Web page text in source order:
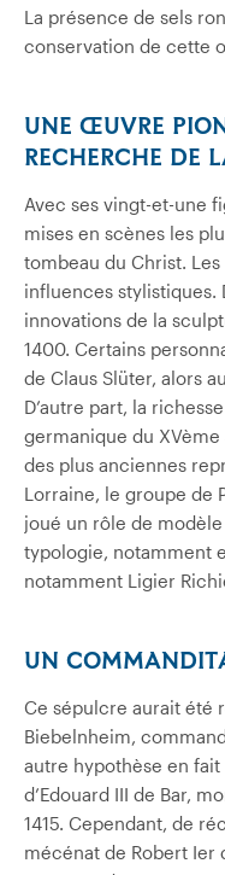
La présence de sels
conservation de cette
UNE ŒUVRE
RECHERCHE DE
Avec ses vingt-et-une
mises en scènes les
tombeau du Christ.
influences stylistiques.
innovations de la
1400. Certains
de Claus Slüter, alors
D’autre part, la
germanique du
des plus anciennes
Lorraine, le groupe de
joué un rôle de
typologie, notamment
notamment Ligier
UN
Ce sépulcre aurait été
Biebelnheim,
autre hypothèse en
d’Edouard III de Bar,
1415. Cependant, de
mécénat de Robert Ier